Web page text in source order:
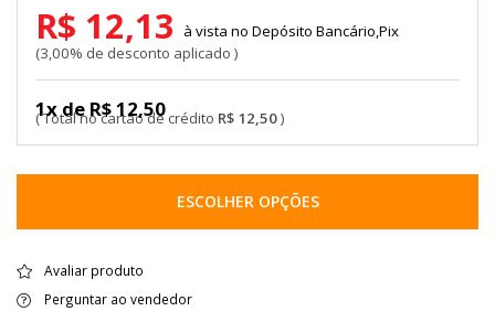
R$ 12,50
1x de R$ 12,50
R$ 12,13
3,00% de desconto aplicado
Depósito Bancário,Pix
ESCOLHER OPÇÕES
Avaliar produto
Perguntar ao vendedor